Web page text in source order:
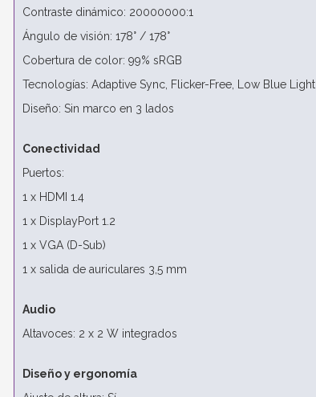
Contraste dinámico: 20000000:1
Ángulo de visión: 178° / 178°
Cobertura de color: 99% sRGB
Tecnologías: Adaptive Sync, Flicker-Free, Low Blue Light
Diseño: Sin marco en 3 lados
Conectividad
Puertos:
1 x HDMI 1.4
1 x DisplayPort 1.2
1 x VGA (D-Sub)
1 x salida de auriculares 3,5 mm
Audio
Altavoces: 2 x 2 W integrados
Diseño y ergonomía